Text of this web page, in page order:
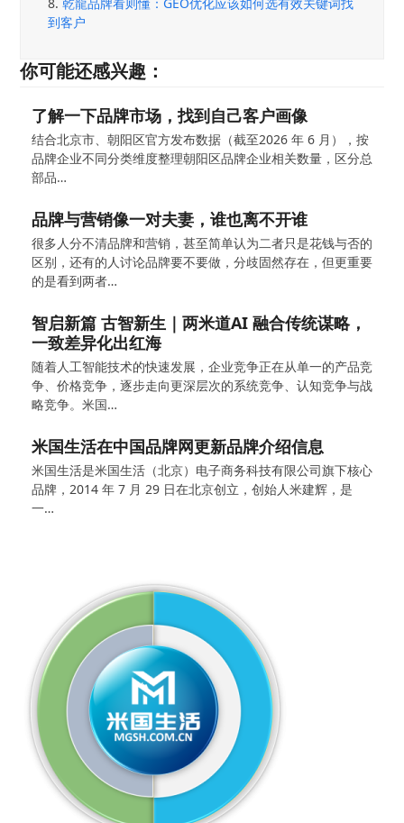
到客户
你可能还感兴趣：
了解一下品牌市场，找到自己客户画像
结合北京市、朝阳区官方发布数据（截至2026 年 6 月），按
品牌企业不同分类维度整理朝阳区品牌企业相关数量，区分总
部品…
品牌与营销像一对夫妻，谁也离不开谁
很多人分不清品牌和营销，甚至简单认为二者只是花钱与否的
区别，还有的人讨论品牌要不要做，分歧固然存在，但更重要
的是看到两者…
智启新篇 古智新生｜两米道AI 融合传统谋略，
一致差异化出红海
随着人工智能技术的快速发展，企业竞争正在从单一的产品竞
争、价格竞争，逐步走向更深层次的系统竞争、认知竞争与战
略竞争。米国…
米国生活在中国品牌网更新品牌介绍信息
米国生活是米国生活（北京）电子商务科技有限公司旗下核心
品牌，2014 年 7 月 29 日在北京创立，创始人米建辉，是
一…